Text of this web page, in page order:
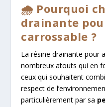
🌧️ Pourquoi
drainante
carrossable ?
La résine drainante pour
nombreux atouts qui en
ceux qui souhaitent
respect de
particulièrement par sa